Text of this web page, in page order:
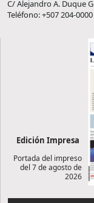
C/ Alejandro A. Duque
Teléfono: +507 204-0000
Edición Impresa
Portada del impreso
del 7 de agosto de
2026